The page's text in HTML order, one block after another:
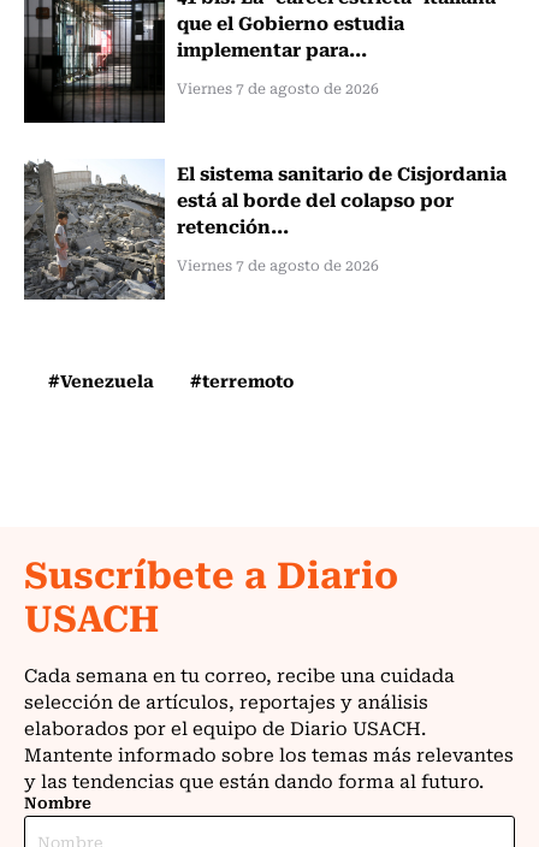
que el Gobierno estudia
implementar para...
Viernes 7 de agosto de 2026
El sistema sanitario de Cisjordania
está al borde del colapso por
retención...
Viernes 7 de agosto de 2026
#Venezuela #terremoto